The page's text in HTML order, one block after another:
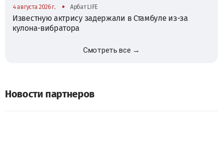
4 августа 2026 г. • Арбат LIFE
Известную актрису задержали в Стамбуле из-за
кулона-вибратора
Смотреть все →
Новости партнеров